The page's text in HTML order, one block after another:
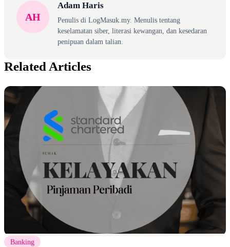
AH
Adam Haris
Penulis di LogMasuk.my. Menulis tentang
keselamatan siber, literasi kewangan, dan kesedaran
penipuan dalam talian.
Related Articles
Banking